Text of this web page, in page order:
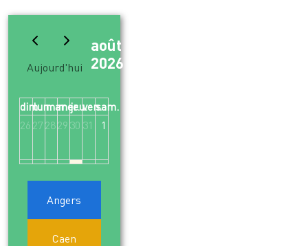
Aujourd'hui
août
2026
dim.lun.mar.mer.jeu.ven.sam.
26 27 2829 30 31 1
Angers
Caen